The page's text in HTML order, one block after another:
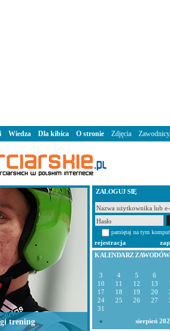
ZALOGUJ SIĘ
pamiętaj na tym
rejestracja
KALENDARZ ZAWODÓW
3
4 5 6
10
11 12 13
17
18 19 20
24
25 26 27
31
«
sierpień
trening
Wiedza Dla kibica O stronie Zdjęcia Zawodnicy